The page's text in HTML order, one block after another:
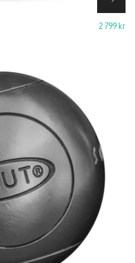
2 799 kr